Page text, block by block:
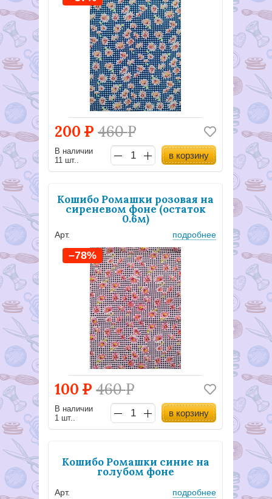
200 Р 460Р
В наличии
11 шт..
в корзину
Кошибо Ромашки розовая на
сиреневом фоне (остаток
0.6м)
Арт. подробнее
100 Р 460Р
–78%
В наличии
1 шт..
в корзину
Кошибо Ромашки синие на
голубом фоне
Арт. подробнее